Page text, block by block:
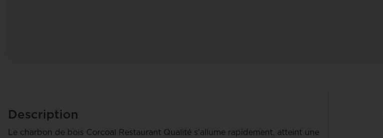
Description
Le charbon de bois Corcoal Restaurant Qualité s’allume rapidement, atteint une